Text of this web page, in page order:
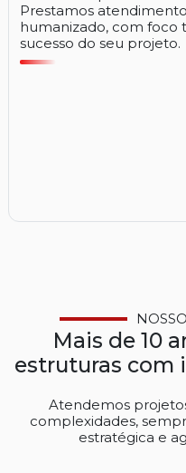
Prestamos
humanizado, com foco
sucesso do seu projeto.
Mais de 10
estruturas com
Atendemos
complexidades,
estratégica e